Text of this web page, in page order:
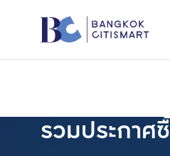
รวมประกาศ